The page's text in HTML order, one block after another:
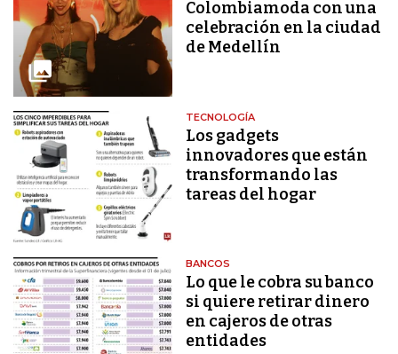
Colombiamoda con una
celebración en la ciudad
de Medellín
TECNOLOGÍA
Los gadgets
innovadores que están
transformando las
tareas del hogar
BANCOS
Lo que le cobra su banco
si quiere retirar dinero
en cajeros de otras
entidades